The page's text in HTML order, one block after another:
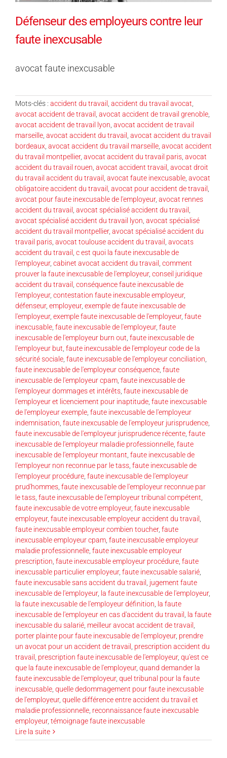
Défenseur des employeurs contre leur
faute inexcusable
avocat faute inexcusable
Mots-clés : accident du travail accident du travail avocat
avocat accident de travail
avocat accident de travail grenoble
avocat accident de travail lyon avocat accident de travail
marseille avocat accident du travail
avocat accident du travail
bordeaux avocat accident du travail marseille avocat accident
du travail montpellier, avocat accident du travail paris avocat
accident du travail rouen avocat accident travail
avocat droit
du travail accident du travail
avocat faute inexcusable avocat
obligatoire accident du travail
avocat pour accident de travail
avocat pour faute inexcusable de l'employeur, avocat rennes
accident du travail
avocat spécialisé accident du travail
avocat spécialisé accident du travail lyon avocat spécialisé
accident du travail montpellier, avocat spécialisé accident du
travail paris avocat toulouse accident du travail
avocats
accident du travail
c est quoi la faute inexcusable de
l'employeur, cabinet avocat accident du travail
comment
prouver la faute inexcusable de l'employeur, conseil juridique
accident du travail
conséquence faute inexcusable de
l'employeur, contestation faute inexcusable employeur,
défenseur, employeur, exemple de faute inexcusable de
l'employeur, exemple faute inexcusable de l'employeur, faute
inexcusable faute inexcusable de l'employeur, faute
inexcusable de l'employeur burn out faute inexcusable de
l'employeur but faute inexcusable de l'employeur code de la
sécurité sociale faute inexcusable de l'employeur conciliation
faute inexcusable de l'employeur conséquence faute
inexcusable de l'employeur cpam faute inexcusable de
l'employeur dommages et intérêts faute inexcusable de
l'employeur et licenciement pour inaptitude faute inexcusable
de l'employeur exemple faute inexcusable de l'employeur
indemnisation faute inexcusable de l'employeur jurisprudence
faute inexcusable de l'employeur jurisprudence récente faute
inexcusable de l'employeur maladie professionnelle faute
inexcusable de l'employeur montant faute inexcusable de
l'employeur non reconnue par le tass faute inexcusable de
l'employeur procédure faute inexcusable de l'employeur
prud'hommes faute inexcusable de l'employeur reconnue par
le tass faute inexcusable de l'employeur tribunal compétent
faute inexcusable de votre employeur, faute inexcusable
employeur, faute inexcusable employeur accident du travail
faute inexcusable employeur combien toucher, faute
inexcusable employeur cpam faute inexcusable employeur
maladie professionnelle faute inexcusable employeur
prescription faute inexcusable employeur procédure faute
inexcusable particulier employeur, faute inexcusable salarié
faute inexcusable sans accident du travail
jugement faute
inexcusable de l'employeur, la faute inexcusable de l'employeur,
la faute inexcusable de l'employeur définition
la faute
inexcusable de l'employeur en cas d'accident du travail
la faute
inexcusable du salarié meilleur avocat accident de travail
porter plainte pour faute inexcusable de l'employeur, prendre
un avocat pour un accident de travail
prescription accident du
travail
prescription faute inexcusable de l'employeur, qu'est ce
que la faute inexcusable de l'employeur, quand demander la
faute inexcusable de l'employeur, quel tribunal pour la faute
inexcusable quelle dedommagement pour faute inexcusable
de l'employeur, quelle différence entre accident du travail et
maladie professionnelle reconnaissance faute inexcusable
employeur, témoignage faute inexcusable
Lire la suite